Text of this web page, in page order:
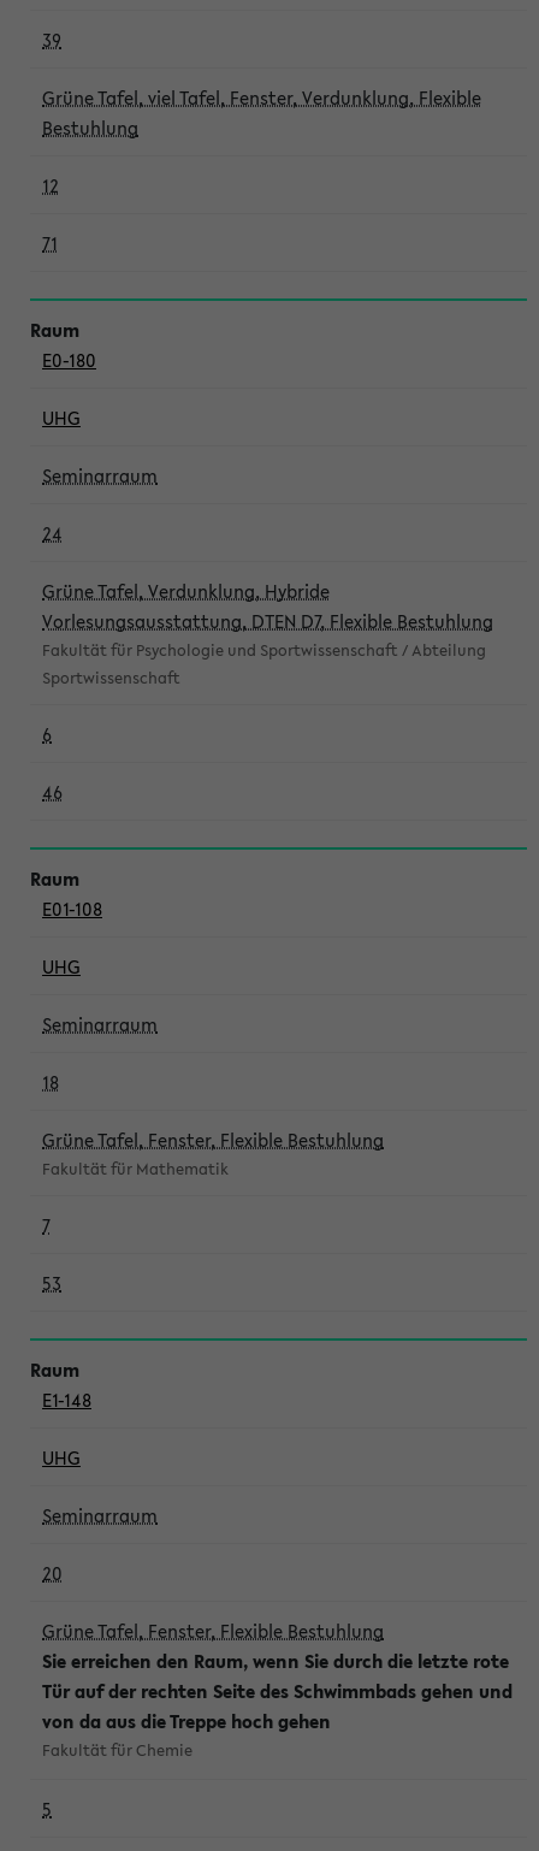
39
Grüne Tafel, viel Tafel, Fenster, Verdunklung, Flexible
Bestuhlung
12
71
E0-180
UHG
Seminarraum
24
Grüne Tafel, Verdunklung, Hybride
Vorlesungsausstattung, DTEN D7, Flexible Bestuhlung
Fakultät für Psychologie und Sportwissenschaft / Abteilung
Sportwissenschaft
6
46
E01-108
UHG
Seminarraum
18
Grüne Tafel, Fenster, Flexible Bestuhlung
Fakultät für Mathematik
7
53
E1-148
UHG
Seminarraum
20
Grüne Tafel, Fenster, Flexible Bestuhlung
Sie erreichen den Raum, wenn Sie durch die letzte rote
Tür auf der rechten Seite des Schwimmbads gehen und
von da aus die Treppe hoch gehen
Fakultät für Chemie
5